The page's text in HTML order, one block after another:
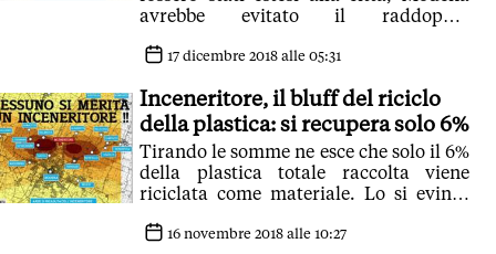
avrebbe evitato il raddoppio
spegnimento
17 dicembre 2018 alle 05:31
Inceneritore, il bluff del riciclo
della plastica: si recupera solo 6%
Tirando le somme ne esce che solo il 6%
della plastica totale raccolta viene
riciclata come materiale. Lo si evince
16 novembre 2018 alle 10:27